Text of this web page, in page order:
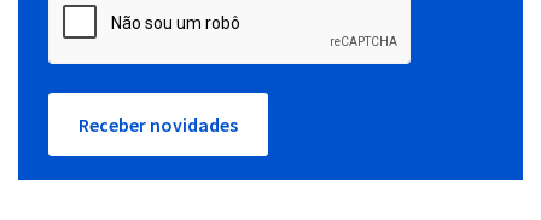
Receber novidades